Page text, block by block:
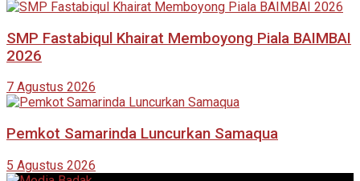
SMP Fastabiqul Khairat Memboyong Piala BAIMBAI
2026
7 Agustus 2026
Pemkot Samarinda Luncurkan Samaqua
5 Agustus 2026